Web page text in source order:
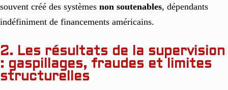
souvent créé des systèmes non soutenables, dépendants
indéfiniment de financements américains.
2. Les résultats de la supervision
: gaspillages, fraudes et limites
structurelles